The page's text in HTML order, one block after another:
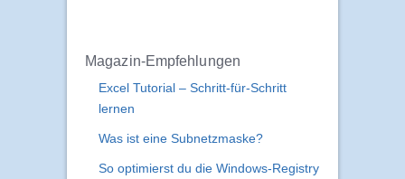
Magazin-Empfehlungen
Excel Tutorial – Schritt-für-Schritt
lernen
Was ist eine Subnetzmaske?
So optimierst du die Windows-Registry